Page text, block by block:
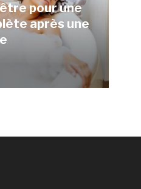
pour une
après une